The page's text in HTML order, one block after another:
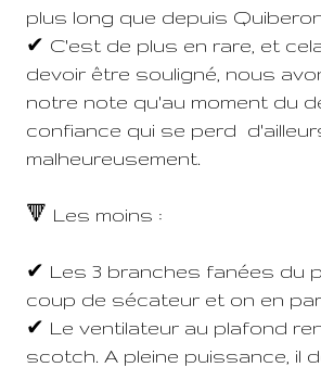
plus long que depuis
✔ C'est de plus en rare, et
devoir être souligné, nous
notre note qu'au moment du
confiance qui se perd
malheureusement.
🔻 Les moins :
✔ Les 3 branches fanées du
coup de sécateur et on en
✔ Le ventilateur au plafond
scotch. A pleine puissance, il